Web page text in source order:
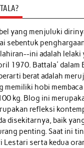
yang menjuluki
sebentuk
ini adalah lelaki
1970. Battala' dalam
berat adalah
memiliki hobi
kg. Blog ini
refleksi
disekitarnya, baik
penting. Saat ini
Lestari serta kedua